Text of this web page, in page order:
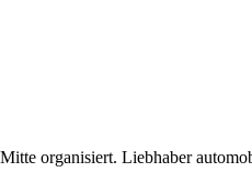
organisiert. Liebhaber